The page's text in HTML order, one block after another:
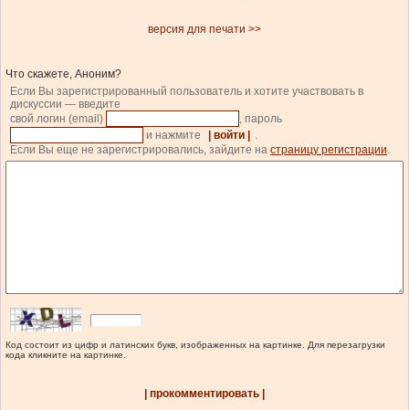
версия для печати >>
Что скажете, Аноним?
Если Вы зарегистрированный пользователь и хотите участвовать в
дискуссии — введите
свой логин (email)
, пароль
и нажмите
| войти |
.
Если Вы еще не зарегистрировались, зайдите на страницу регистрации.
Код состоит из цифр и латинских букв, изображенных на картинке. Для перезагрузки
кода кликните на картинке.
| прокомментировать |